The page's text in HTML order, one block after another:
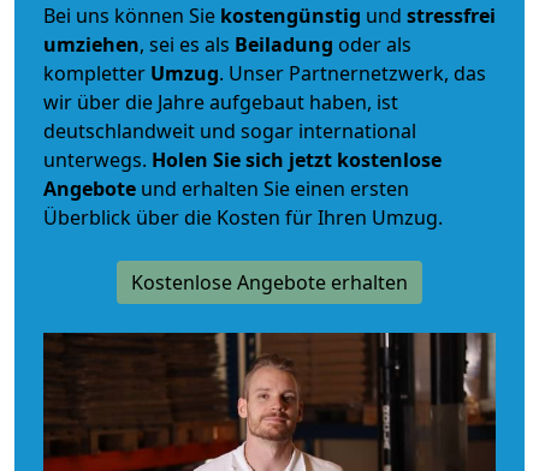
Bei uns können Sie kostengünstig und stressfrei
umziehen, sei es als Beiladung oder als
kompletter Umzug. Unser Partnernetzwerk, das
wir über die Jahre aufgebaut haben, ist
deutschlandweit und sogar international
unterwegs. Holen Sie sich jetzt kostenlose
Angebote und erhalten Sie einen ersten
Überblick über die Kosten für Ihren Umzug.
Kostenlose Angebote erhalten